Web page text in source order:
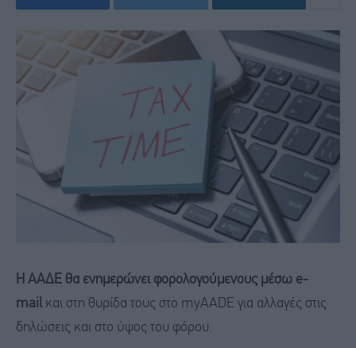
Η ΑΑΔΕ θα ενημερώνει φορολογούμενους μέσω e-
mailκαι στη θυρίδα τους στο myAADE για αλλαγές στις
δηλώσεις και στο ύψος του φόρου.